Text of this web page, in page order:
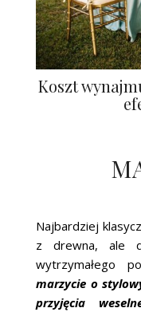
Koszt
Najbardziej
z drewna, ale
wytrzymałego
marzycie o
przyjęcia